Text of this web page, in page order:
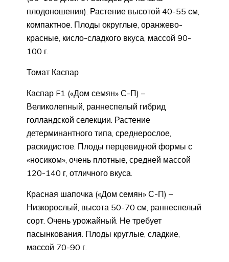
плодоношения). Растение высотой 40-55 см,
компактное. Плоды округлые, оранжево-
красные, кисло-сладкого вкуса, массой 90-
100 г.
Томат Каспар
Каспар F1 («Дом семян» С-П) –
Великолепный, раннеспелый гибрид
голландской селекции. Растение
детерминантного типа, среднерослое,
раскидистое. Плоды перцевидной формы с
«носиком», очень плотные, средней массой
120-140 г, отличного вкуса.
Красная шапочка («Дом семян» С-П) –
Низкорослый, высота 50-70 см, раннеспелый
сорт. Очень урожайный. Не требует
пасынкования. Плоды круглые, сладкие,
массой 70-90 г.